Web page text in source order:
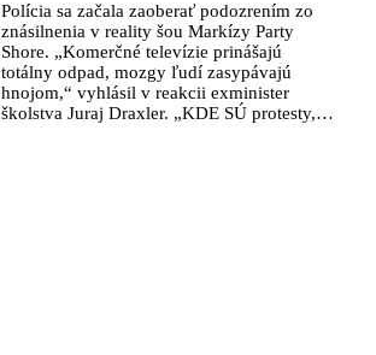
Polícia sa začala zaoberať podozrením zo
znásilnenia v reality šou Markízy Party
Shore. „Komerčné televízie prinášajú
totálny odpad, mozgy ľudí zasypávajú
hnojom,“ vyhlásil v reakcii exminister
školstva Juraj Draxler. „KDE SÚ protesty,